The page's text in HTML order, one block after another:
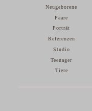
Neugeborene
Paare
Porträt
Referenzen
Studio
Teenager
Tiere